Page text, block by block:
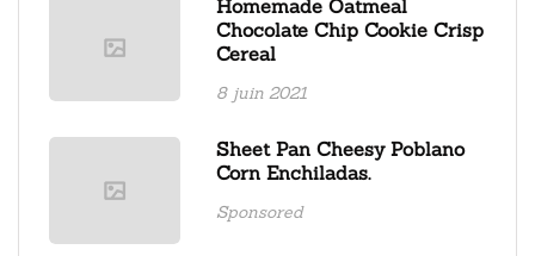
Homemade Oatmeal
Chocolate Chip Cookie Crisp
Cereal
8 juin 2021
Sheet Pan Cheesy Poblano
Corn Enchiladas.
Sponsored